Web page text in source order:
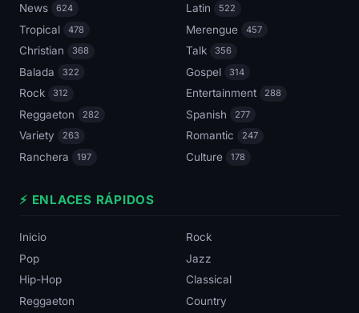
News 624 Latin 522
Tropical 478 Merengue 457
Christian 368 Talk 356
Balada 322 Gospel 314
Rock 312 Entertainment 288
Reggaeton 282 Spanish 277
Variety 263 Romantic 247
Ranchera 197 Culture 178
⚡ ENLACES RÁPIDOS
Inicio
Rock
Pop
Jazz
Hip-Hop
Classical
Reggaeton
Country